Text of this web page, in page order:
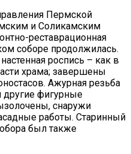
Пермской
и Соликамским
реставрационная
соборе продолжилась.
роспись – как в
храма; завершены
Ажурная резьба
другие фигурные
снаружи
работы. Старинный
был также